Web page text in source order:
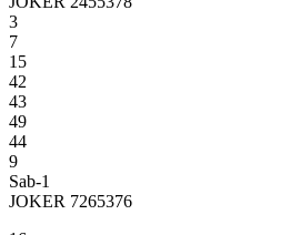
3
7
15
42
43
49
44
9
Sab-1
JOKER 7265376